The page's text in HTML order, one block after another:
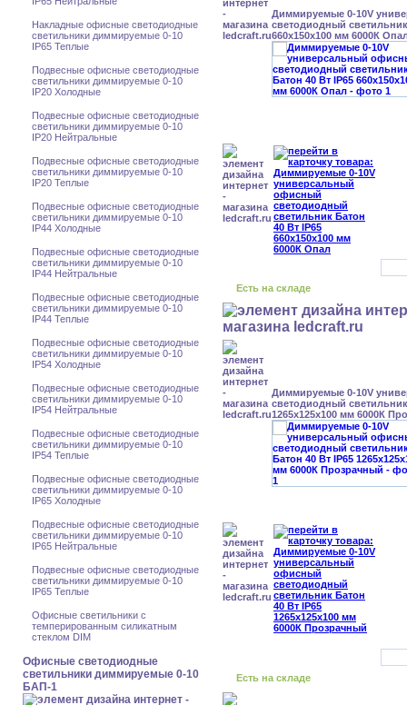
Накладные офисные светодиодные
светильники диммируемые 0-10
IP65 Теплые
Подвесные офисные светодиодные
светильники диммируемые 0-10
IP20 Холодные
Подвесные офисные светодиодные
светильники диммируемые 0-10
IP20 Нейтральные
Подвесные офисные светодиодные
светильники диммируемые 0-10
IP20 Теплые
Подвесные офисные светодиодные
светильники диммируемые 0-10
IP44 Холодные
Подвесные офисные светодиодные
светильники диммируемые 0-10
IP44 Нейтральные
Подвесные офисные светодиодные
светильники диммируемые 0-10
IP44 Теплые
Подвесные офисные светодиодные
светильники диммируемые 0-10
IP54 Холодные
Подвесные офисные светодиодные
светильники диммируемые 0-10
IP54 Нейтральные
Подвесные офисные светодиодные
светильники диммируемые 0-10
IP54 Теплые
Подвесные офисные светодиодные
светильники диммируемые 0-10
IP65 Холодные
Подвесные офисные светодиодные
светильники диммируемые 0-10
IP65 Нейтральные
Подвесные офисные светодиодные
светильники диммируемые 0-10
IP65 Теплые
Офисные светильники с
темперированным силикатным
стеклом DIM
Офисные светодиодные
светильники диммируемые 0-10
БАП-1
Диммируемые 0-10V
светодиодный
660x150x100 мм 6000К
Есть на складе
Диммируемые 0-10V
светодиодный
1265x125x100 мм 6000К
Есть на складе